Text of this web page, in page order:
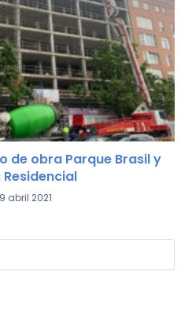
de obra Parque Brasil y
Residencial
abril 2021